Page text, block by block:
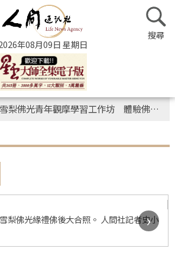
年08月09日 星期日
梨佛光青年觀摩學習工作坊 體驗佛法發揮團隊精神
梨佛光緣禮佛後大合照。 人間社記者史小
›